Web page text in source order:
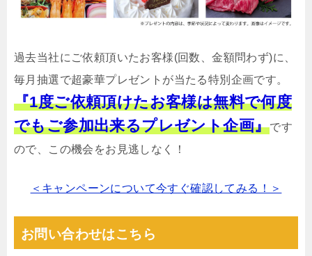
過去当社にご依頼頂いたお客様(回数、金額問わず)に、
毎月抽選で超豪華プレゼントが当たる特別企画です。
『1度ご依頼頂けたお客様は無料で何度
でもご参加出来るプレゼント企画』です
ので、この機会をお見逃しなく！
＜キャンペーンについて今すぐ確認してみる！＞
お問い合わせはこちら